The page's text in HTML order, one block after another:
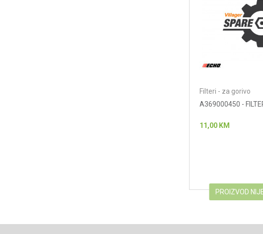
Filteri - za gorivo
A369000450 -
11,00 KM
PROIZVOD